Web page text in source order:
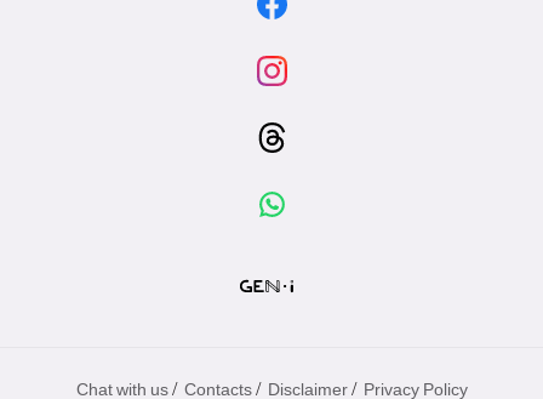
Chat with us / Contacts / Disclaimer / Privacy Policy